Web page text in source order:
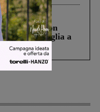
di Castiglion
ucciso la figlia a